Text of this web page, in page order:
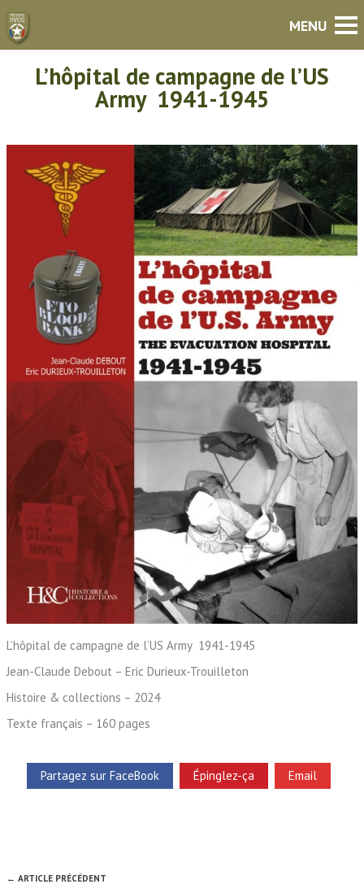
L’hôpital de campagne de l’US
Army 1941-1945
L’hôpital de campagne de l’US Army 1941-1945
Jean-Claude Debout – Eric Durieux-Trouilleton
Histoire & collections – 2024
Texte français – 160 pages
Partagez sur FaceBook Épinglez-ça Email
← ARTICLE PRÉCÉDENT